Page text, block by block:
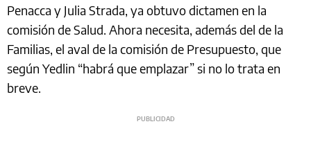
Penacca y Julia Strada, ya obtuvo dictamen en la
comisión de Salud. Ahora necesita, además del de la
Familias, el aval de la comisión de Presupuesto, que
según Yedlin “habrá que emplazar” si no lo trata en
breve.